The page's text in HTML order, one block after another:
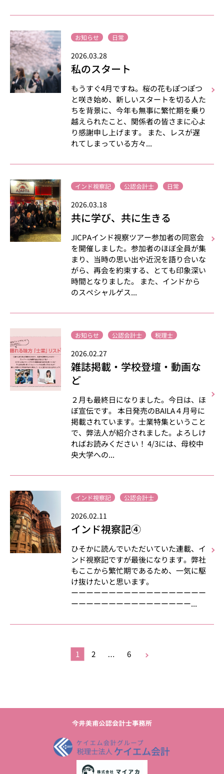
お知らせ 日常
2026.03.28
私のスタート
もうすぐ4月ですね。桜の花もぽつぽつ
と咲き始め、新しいスタートを切る人た
ちを背景に、今年も無事に繁忙期を乗り
越えられたこと、関係者の皆さまに心よ
り感謝申し上げます。 また、レスが遅
れてしまっている方々...
インド視察記 公認会計士 日常
2026.03.18
共に学び、共に生きる
JICPAインド視察ツアー参加者の同窓会
を開催しました。参加者のほぼ全員が集
まり、当時の思い出や近況を語り合いな
がら、再会を約束する、とても印象深い
時間となりました。 また、インドから
のスペシャルゲス...
お知らせ 公認会計士 税理士
2026.02.27
雑誌掲載・学校登壇・動画な
ど
２月も最終日になりました。今日は、ほ
ぼ宣伝です。 本日発売のBAILA４月号に
掲載されています。士業特集ということ
で、弊法人が紹介されました。よろしけ
ればお読みください！ 4/3には、母校中
央大学への...
インド視察記 公認会計士
2026.02.11
インド視察記④
ひそかに読んでいただいていた連載、イ
ンド視察記ですが最後になります。弊社
もここから繁忙期であるため、一気に駆
け抜けたいと思います。
ーーーーーーーーーーーーーーーーーー
ーーーーーーーーーーーーーーーー...
1 2 … 6